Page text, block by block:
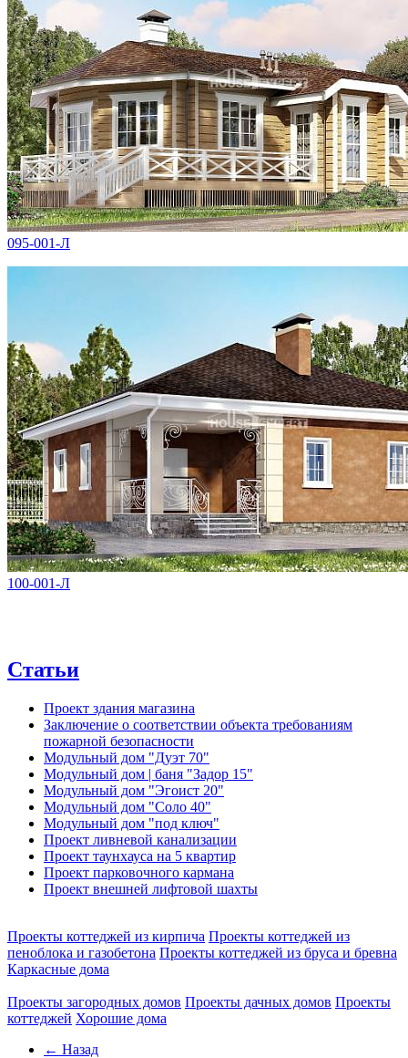
095-001-Л
100-001-Л
Статьи
Проект здания магазина
Заключение о соответствии объекта требованиям
пожарной безопасности
Модульный дом "Дуэт 70"
Модульный дом | баня "Задор 15"
Модульный дом "Эгоист 20"
Модульный дом "Соло 40"
Модульный дом "под ключ"
Проект ливневой канализации
Проект таунхауса на 5 квартир
Проект парковочного кармана
Проект внешней лифтовой шахты
Проекты коттеджей из кирпича Проекты коттеджей из
пеноблока и газобетона Проекты коттеджей из бруса и бревна
Каркасные дома
Проекты загородных домов Проекты дачных домов Проекты
коттеджей Хорошие дома
← Назад